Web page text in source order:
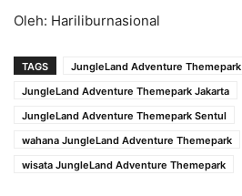
Oleh: Hariliburnasional
TAGS
JungleLand Adventure Themepark
JungleLand Adventure Themepark Jakarta
JungleLand Adventure Themepark Sentul
wahana JungleLand Adventure Themepark
wisata JungleLand Adventure Themepark